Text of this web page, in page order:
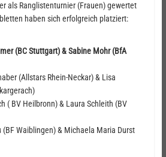
als Ranglistenturnier (Frauen) gewertet
haben sich erfolgreich platziert:
(BC Stuttgart) & Sabine Mohr (BfA
(Allstars Rhein-Neckar) & Lisa
BV Heilbronn) & Laura Schleith (BV
Waiblingen) & Michaela Maria Durst